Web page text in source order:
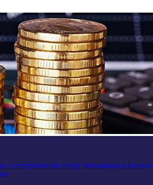
о непубличной сестре Михалкова и